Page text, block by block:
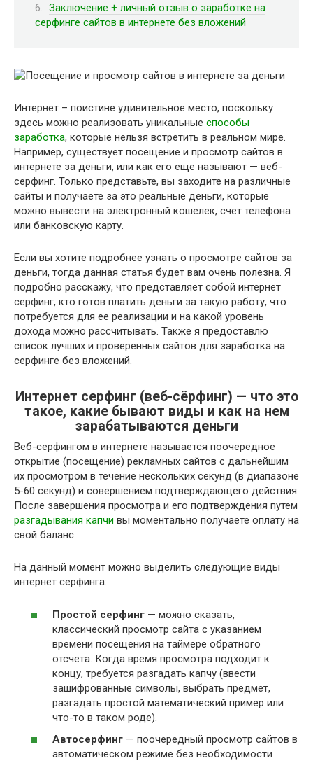
Заключение + личный отзыв о заработке на
серфинге сайтов в интернете без вложений
Интернет – поистине удивительное место, поскольку
здесь можно реализовать уникальные способы
заработка, которые нельзя встретить в реальном мире.
Например, существует посещение и просмотр сайтов в
интернете за деньги, или как его еще называют — веб-
серфинг. Только представьте, вы заходите на различные
сайты и получаете за это реальные деньги, которые
можно вывести на электронный кошелек, счет телефона
или банковскую карту.
Если вы хотите подробнее узнать о просмотре сайтов за
деньги, тогда данная статья будет вам очень полезна. Я
подробно расскажу, что представляет собой интернет
серфинг, кто готов платить деньги за такую работу, что
потребуется для ее реализации и на какой уровень
дохода можно рассчитывать. Также я предоставлю
список лучших и проверенных сайтов для заработка на
серфинге без вложений.
Интернет серфинг (веб-сёрфинг) — что это
такое, какие бывают виды и как на нем
зарабатываются деньги
Веб-серфингом в интернете называется поочередное
открытие (посещение) рекламных сайтов с дальнейшим
их просмотром в течение нескольких секунд (в диапазоне
5-60 секунд) и совершением подтверждающего действия.
После завершения просмотра и его подтверждения путем
разгадывания капчи вы моментально получаете оплату на
свой баланс.
На данный момент можно выделить следующие виды
интернет серфинга:
Простой серфинг — можно сказать,
классический просмотр сайта с указанием
времени посещения на таймере обратного
отсчета. Когда время просмотра подходит к
концу, требуется разгадать капчу (ввести
зашифрованные символы, выбрать предмет,
разгадать простой математический пример или
что-то в таком роде).
Автосерфинг — поочередный просмотр сайтов в
автоматическом режиме без необходимости